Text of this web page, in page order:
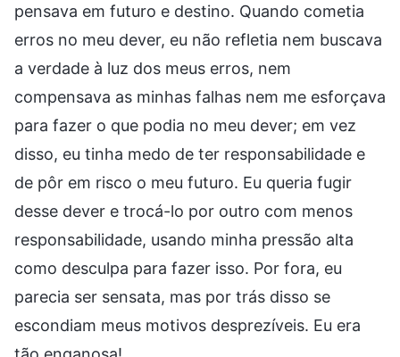
pensava em futuro e destino. Quando cometia
erros no meu dever, eu não refletia nem buscava
a verdade à luz dos meus erros, nem
compensava as minhas falhas nem me esforçava
para fazer o que podia no meu dever; em vez
disso, eu tinha medo de ter responsabilidade e
de pôr em risco o meu futuro. Eu queria fugir
desse dever e trocá-lo por outro com menos
responsabilidade, usando minha pressão alta
como desculpa para fazer isso. Por fora, eu
parecia ser sensata, mas por trás disso se
escondiam meus motivos desprezíveis. Eu era